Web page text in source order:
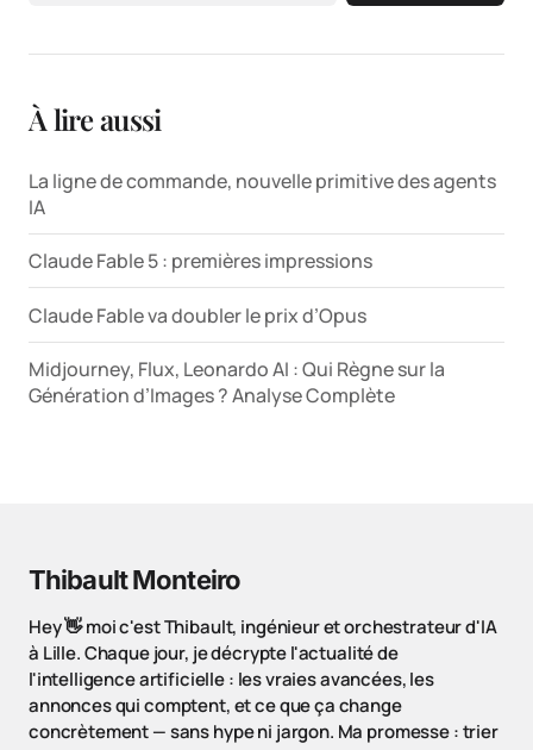
À lire aussi
La ligne de commande, nouvelle primitive des agents
IA
Claude Fable 5 : premières impressions
Claude Fable va doubler le prix d’Opus
Midjourney, Flux, Leonardo AI : Qui Règne sur la
Génération d’Images ? Analyse Complète
Thibault Monteiro
Hey 👋 moi c'est Thibault, ingénieur et orchestrateur d'IA
à Lille. Chaque jour, je décrypte l'actualité de
l'intelligence artificielle : les vraies avancées, les
annonces qui comptent, et ce que ça change
concrètement — sans hype ni jargon. Ma promesse : trier